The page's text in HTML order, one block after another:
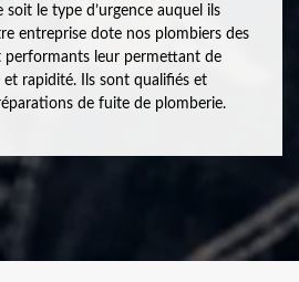
le type d’urgence auquel ils
entreprise dote nos plombiers des
performants leur permettant de
rapidité. Ils sont qualifiés et
de fuite de plomberie.